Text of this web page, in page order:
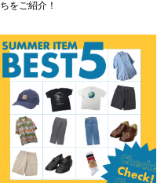
ちをご紹介！